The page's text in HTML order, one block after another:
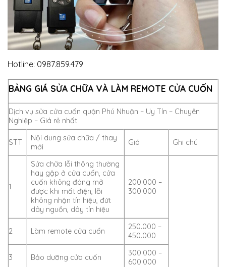
Hotline: 0987.859.479
BẢNG GIÁ SỬA CHỮA VÀ LÀM REMOTE CỬA CUỐN
Dịch vụ sửa cửa cuốn quận Phú Nhuận – Uy Tín – Chuyên
Nghiệp – Giá rẻ nhất
STT
Nội dung sửa chữa / thay
mới
Giá Ghi chú
1
Sửa chữa lỗi thông thường
hay gặp ở cửa cuốn, cửa
cuốn không đóng mở
được khi mất điện, lỗi
không nhận tín hiệu, đứt
dây nguồn, dây tín hiệu
200.000 –
300.000
2 Làm remote cửa cuốn
250.000 –
450.000
3 Bảo dưỡng cửa cuốn
300.000 –
600.000